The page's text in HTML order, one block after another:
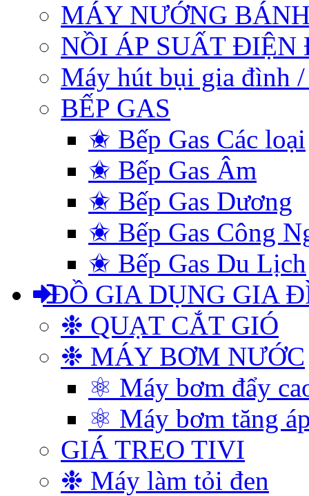
MÁY NƯỚNG
NỒI ÁP SUẤT ĐIỆN
Máy hút bụi gia đình
BẾP GAS
✬ Bếp Gas Các loại
✬ Bếp Gas Âm
✬ Bếp Gas Dương
✬ Bếp Gas Công
✬ Bếp Gas Du Lịch
ĐỒ GIA DỤNG GIA
❉ QUẠT CẮT GIÓ
❉ MÁY BƠM NƯỚC
⚛ Máy bơm đẩy
⚛ Máy bơm tăng
GIÁ TREO TIVI
❉ Máy làm tỏi đen